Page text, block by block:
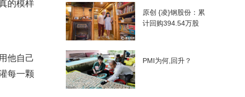
的模样
他自己
每一颗
原创 {凌}钢股份：累
计回购394.54万股
PMI为何,回升？